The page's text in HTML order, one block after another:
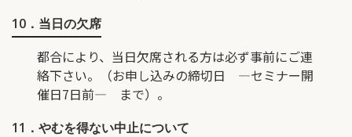
10．当日の欠席
都合により、当日欠席される方は必ず事前にご連
絡下さい。（お申し込みの締切日 ―セミナー開
催日7日前― まで）。
11．やむを得ない中止について